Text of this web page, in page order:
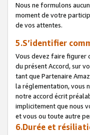
Nous ne formulons
moment de votre
de vos attentes.
5.S’identifier
Vous devez faire figurer
du présent Accord, sur
tant que Partenaire
la réglementation, vous
notre accord écrit
implicitement que nous
et vous ou toute autre
6.Durée et